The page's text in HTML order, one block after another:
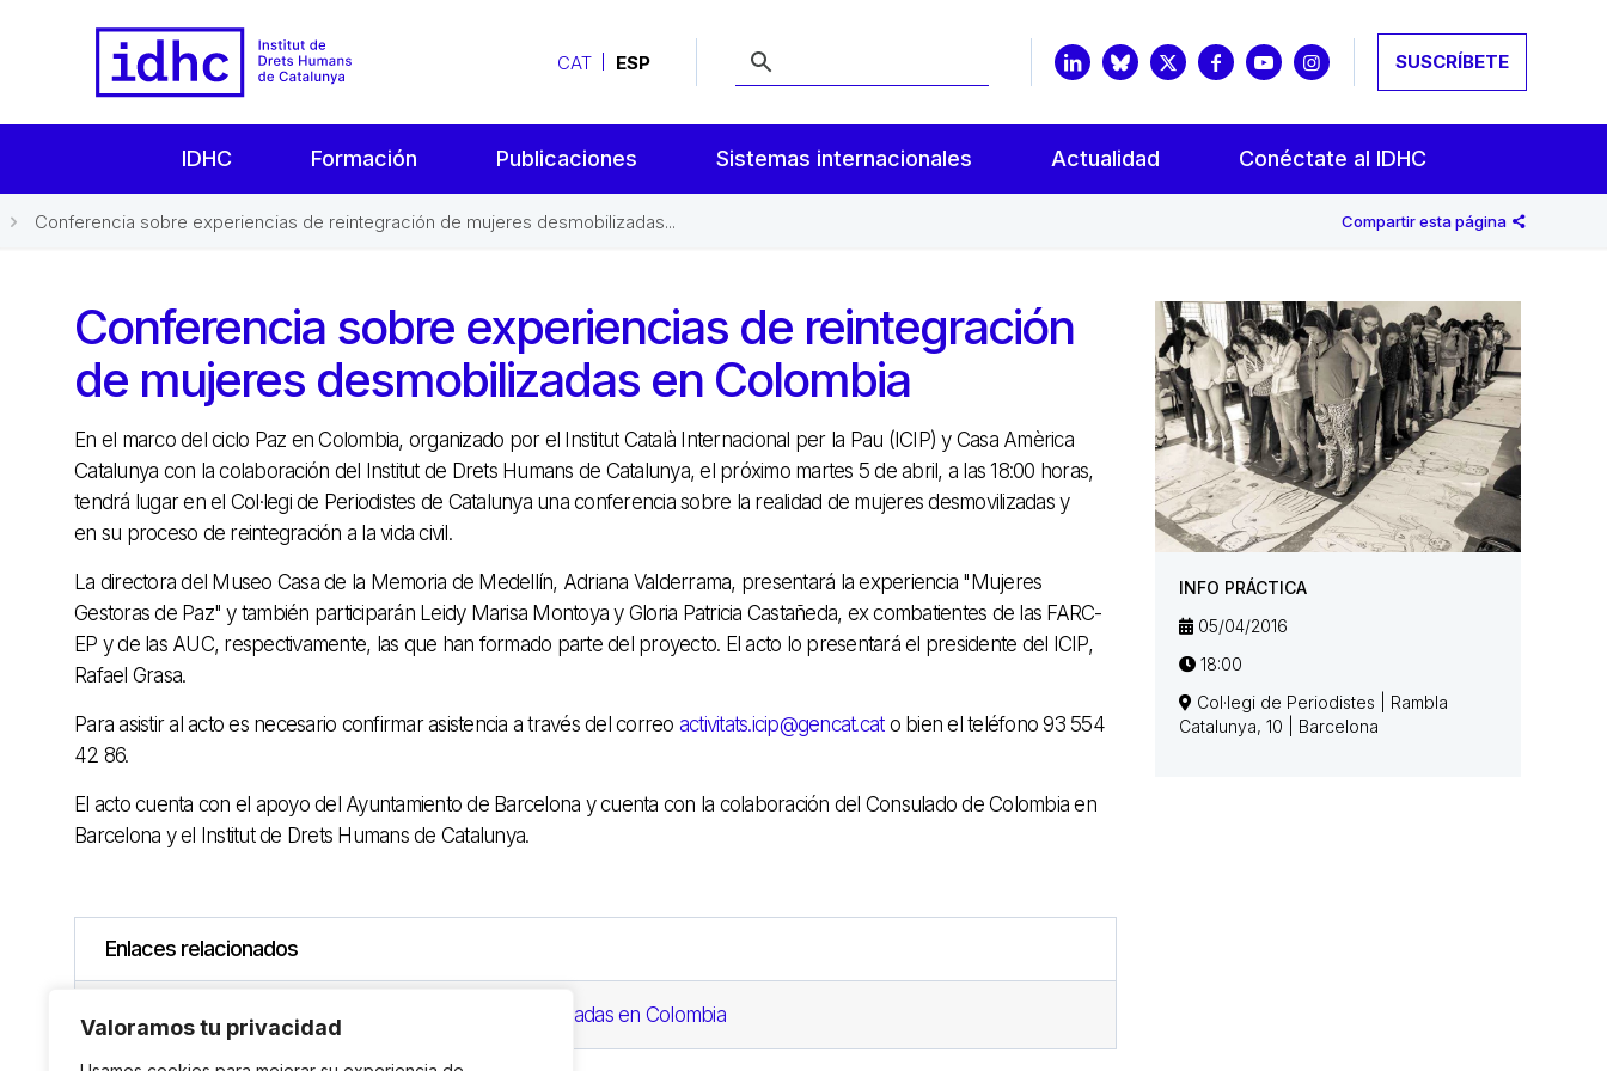
Valoramos tu privacidad
CAT ESP SUSCRÍBETE
IDHC Formación Publicaciones Sistemas internacionales Actualidad Conéctate al IDHC
Conferencia sobre experiencias de reintegración de mujeres desmobilizadas... Compartir esta página
Conferencia sobre experiencias de reintegración
de mujeres desmobilizadas en Colombia
En el marco del ciclo Paz en Colombia, organizado por el Institut Català Internacional per la Pau (ICIP) y Casa Amèrica
Catalunya con la colaboración del Institut de Drets Humans de Catalunya, el próximo martes 5 de abril, a las 18:00 horas,
tendrá lugar en el Col·legi de Periodistes de Catalunya una conferencia sobre la realidad de mujeres desmovilizadas y
en su proceso de reintegración a la vida civil.
La directora del Museo Casa de la Memoria de Medellín, Adriana Valderrama, presentará la experiencia "Mujeres
Gestoras de Paz" y también participarán Leidy Marisa Montoya y Gloria Patricia Castañeda, ex combatientes de las FARC-
EP y de las AUC, respectivamente, las que han formado parte del proyecto. El acto lo presentará el presidente del ICIP,
Rafael Grasa.
Para asistir al acto es necesario confirmar asistencia a través del correo activitats.icip@gencat.cato bien el teléfono 93 554
42 86.
El acto cuenta con el apoyo del Ayuntamiento de Barcelona y cuenta con la colaboración del Consulado de Colombia en
Barcelona y el Institut de Drets Humans de Catalunya.
Enlaces relacionados
Experiencias de reintegración de mujeres desmovilizadas en Colombia
INFO PRÁCTICA
05/04/2016
18:00
Col·legi de Periodistes | Rambla
Catalunya, 10 | Barcelona